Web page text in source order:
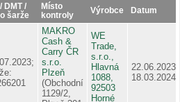
DMT /
šarže
Místo
kontroly
Výrobce Datum
MAKRO
Cash &
Carry ČR
s.r.o.
Plzeň
(Obchodní
1129/2,
WE
Trade,
s.r.o.,
Hlavná
1088,
92503
Horné
22.06.2023
18.03.2024